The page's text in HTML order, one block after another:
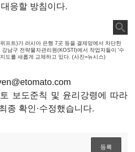
응할 방침이다.
프트)가 러시아 은행 7곳 등을 결제망에서 차단한
남구 전략물자관리원(KOSTI)에서 작업자들이 '수
도를 새롭게 교체하고 있다. (사진=뉴시스)
보도준칙 및 윤리강령에 따라
종 확인·수정했습니다.